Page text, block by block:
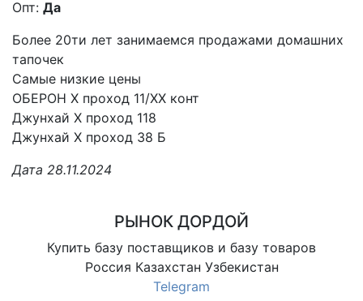
Опт: Да
Более 20ти лет занимаемся продажами домашних
тапочек
Самые низкие цены
ОБЕРОН X проход 11/XX конт
Джунхай X проход 118
Джунхай X проход 38 Б
Дата 28.11.2024
РЫНОК ДОРДОЙ
Купить базу поставщиков и базу товаров
Россия Казахстан Узбекистан
Telegram